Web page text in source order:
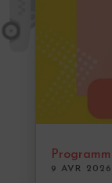
9 AVR 2026